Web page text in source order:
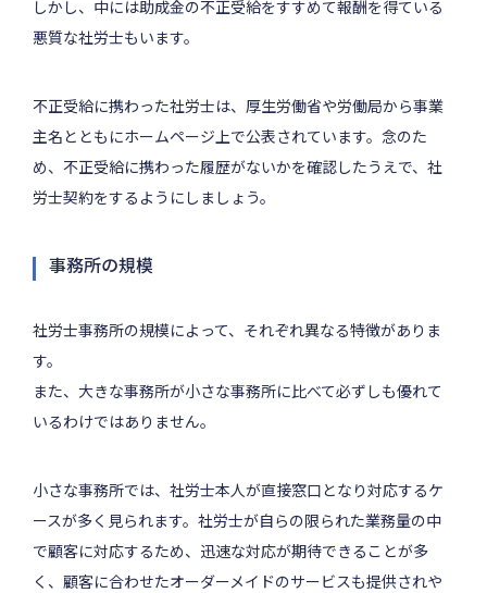
しかし、中には助成金の不正受給をすすめて報酬を得ている
悪質な社労士もいます。
不正受給に携わった社労士は、厚生労働省や労働局から事業
主名とともにホームページ上で公表されています。念のた
め、不正受給に携わった履歴がないかを確認したうえで、社
労士契約をするようにしましょう。
事務所の規模
社労士事務所の規模によって、それぞれ異なる特徴がありま
す。
また、大きな事務所が小さな事務所に比べて必ずしも優れて
いるわけではありません。
小さな事務所では、社労士本人が直接窓口となり対応するケ
ースが多く見られます。社労士が自らの限られた業務量の中
で顧客に対応するため、迅速な対応が期待できることが多
く、顧客に合わせたオーダーメイドのサービスも提供されや